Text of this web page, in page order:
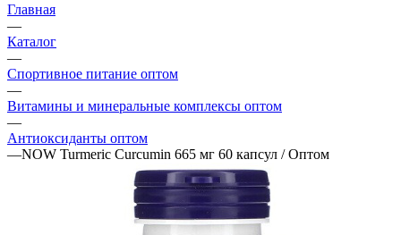
Главная
—
Каталог
—
Спортивное питание оптом
—
Витамины и минеральные комплексы оптом
—
Антиоксиданты оптом
—NOW Turmeric Curcumin 665 мг 60 капсул / Оптом